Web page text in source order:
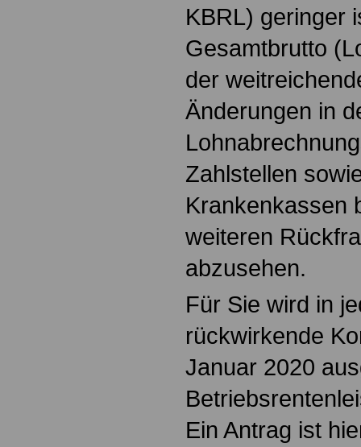
KBRL) geringer
Gesamtbrutto
der
Änderungen in
Zahlstellen
Krankenkassen
weiteren
abzusehen.
Für Sie wird in
rückwirkende
Januar 2020
Ein Antrag ist